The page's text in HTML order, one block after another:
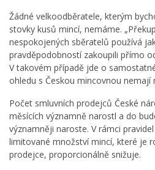
Žádné velkoodběratele, kterým
stovky kusů mincí, nemáme.
nespokojených sběratelů používá
pravděpodobností zakoupili přímo
V takovém případě jde o
ohledu s Českou mincovnou nemají
Počet smluvních prodejců České
měsících významně narostl a do
významněji naroste. V rámci
limitované množství mincí, které je
prodejce, proporcionálně snižuje.